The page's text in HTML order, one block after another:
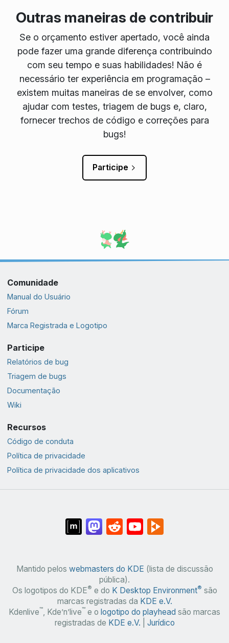
Outras maneiras de contribuir
Se o orçamento estiver apertado, você ainda
pode fazer uma grande diferença contribuindo
com seu tempo e suas habilidades! Não é
necessário ter experiência em programação –
existem muitas maneiras de se envolver, como
ajudar com testes, triagem de bugs e, claro,
fornecer trechos de código e correções para
bugs!
Participe
Comunidade
Manual do Usuário
Fórum
Marca Registrada e Logotipo
Participe
Relatórios de bug
Triagem de bugs
Documentação
Wiki
Recursos
Código de conduta
Política de privacidade
Política de privacidade dos aplicativos
Mantido pelos webmasters do KDE (lista de discussão
pública).
Os logotipos do KDE® e do K Desktop Environment® são
marcas registradas da KDE e.V.
Kdenlive™, Kde’n’live™ e o logotipo do playhead são marcas
registradas de KDE e.V. Jurídico